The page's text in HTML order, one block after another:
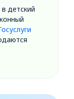
детский